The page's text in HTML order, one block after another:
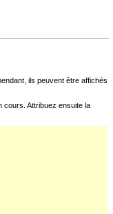
ils peuvent être affichés
cours. Attribuez ensuite la